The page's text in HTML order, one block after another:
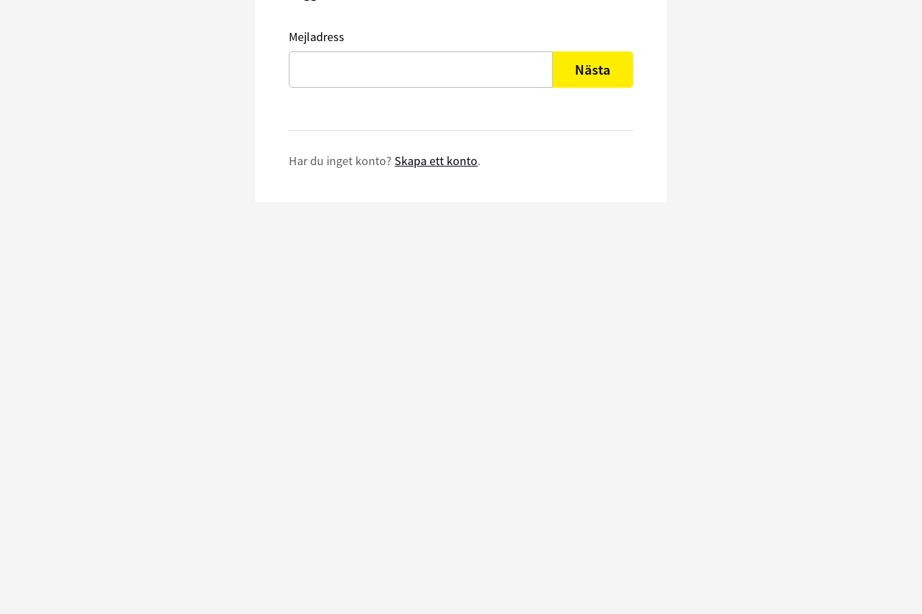
Mejladress
Nästa
Har du inget konto? Skapa ett konto.